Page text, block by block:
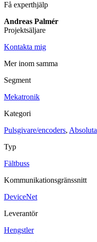
MätskalorRäknare / Displayer
Maskinsäkerhet
Varningsljud
Varningsljus
Övrigt
Kablage
Få experthjälp
Andreas Palmér
Projektsäljare
Kontakta mig
Mer inom samma
Segment
Mekatronik
Kategori
Pulsgivare/encoders, Absoluta
Typ
Fältbuss
Kommunikationsgränssnitt
DeviceNet
Leverantör
Hengstler